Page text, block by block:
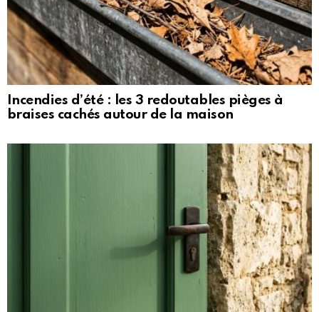
Incendies d’été : les 3 redoutables pièges à
braises cachés autour de la maison